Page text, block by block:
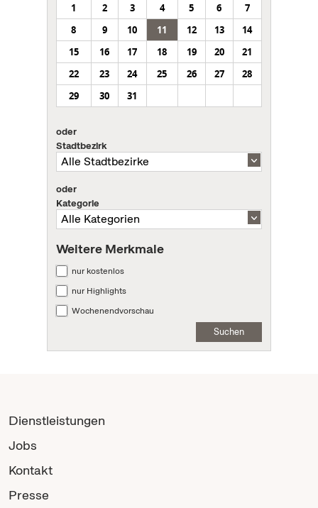
1
2 3 4 5 6
7
8
9 10 11 12 13
14
15
16 17 18 19 20
21
22
23 24 25 26 27
28
29
30 31
oder
Stadtbezirk
oder
Kategorie
Weitere Merkmale
nur kostenlos
nur Highlights
Wochenendvorschau
Suchen
Dienstleistungen
Jobs
Kontakt
Presse